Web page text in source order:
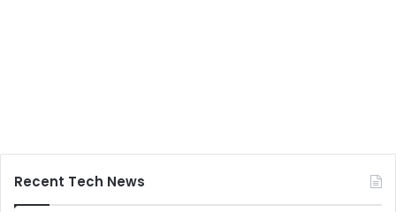
Recent Tech News